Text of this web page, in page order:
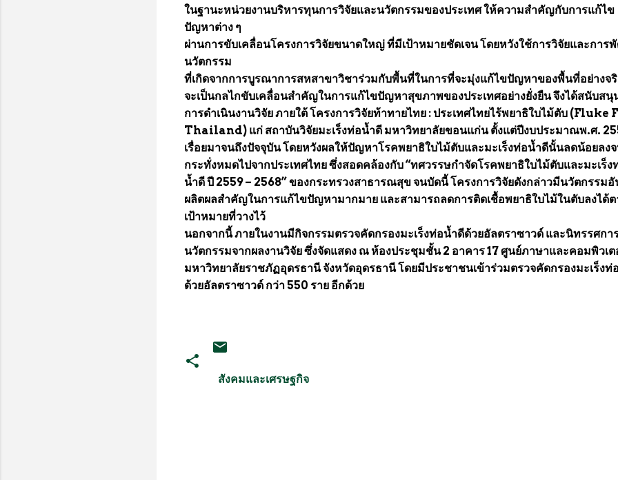
ในฐานะหน่วยงานบริหารทุนการวิจัยและนวัตกรรมของประเทศ ให้ความสำคัญกับการแก้ไข
ปัญหาต่าง ๆ
ผ่านการขับเคลื่อนโครงการวิจัยขนาดใหญ่ ที่มีเป้าหมายชัดเจน โดยหวังใช้การวิจัยและการ
นวัตกรรม
ที่เกิดจากการบูรณาการสหสาขาวิชาร่วมกับพื้นที่ในการที่จะมุ่งแก้ไขปัญหาของพื้นที่อย่างจริ
จะเป็นกลไกขับเคลื่อนสำคัญในการแก้ไขปัญหาสุขภาพของประเทศอย่างยั่งยืน จึงได้สนับส
การดำเนินงานวิจัย ภายใต้ โครงการวิจัยท้าทายไทย : ประเทศไทยไร้พยาธิใบไม้ตับ (Fluke
Thailand) แก่ สถาบันวิจัยมะเร็งท่อน้ำดี มหาวิทยาลัยขอนแก่น ตั้งแต่ปีงบประมาณพ.ศ.
เรื่อยมาจนถึงปัจจุบัน โดยหวังผลให้ปัญหาโรคพยาธิใบไม้ตับและมะเร็งท่อน้ำดีนั้นลดน้อยลง
กระทั่งหมดไปจากประเทศไทย ซึ่งสอดคล้องกับ “ทศวรรษกำจัดโรคพยาธิใบไม้ตับและมะเร็ง
น้ำดี ปี 2559 – 2568” ของกระทรวงสาธารณสุข จนบัดนี้ โครงการวิจัยดังกล่าวมีนวัตกรรมอั
ผลิตผลสำคัญในการแก้ไขปัญหามากมาย และสามารถลดการติดเชื้อพยาธิใบไม้ในตับลงได้
เป้าหมายที่วางไว้
นอกจากนี้ ภายในงานมีกิจกรรมตรวจคัดกรองมะเร็งท่อน้ำดีด้วยอัลตราซาวด์ และนิทรรศกา
นวัตกรรมจากผลงานวิจัย ซึ่งจัดแสดง ณ ห้องประชุมชั้น 2 อาคาร 17 ศูนย์ภาษาและคอมพิวเต
มหาวิทยาลัยราชภัฏอุดรธานี จังหวัดอุดรธานี โดยมีประชาชนเข้าร่วมตรวจคัดกรองมะเร็งท่
ด้วยอัลตราซาวด์ กว่า 550 ราย อีกด้วย
สังคมและเศรษฐกิจ